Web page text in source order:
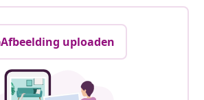
Afbeelding uploaden